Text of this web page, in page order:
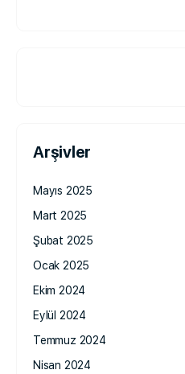
Arşivler
Mayıs 2025
Mart 2025
Şubat 2025
Ocak 2025
Ekim 2024
Eylül 2024
Temmuz 2024
Nisan 2024